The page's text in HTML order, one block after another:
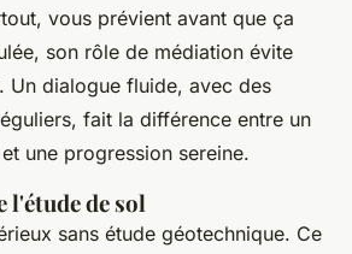
vous prévient avant que ça
son rôle de médiation évite
Un dialogue fluide, avec des
fait la différence entre un
une progression sereine.
l'étude de sol
sans étude géotechnique. Ce